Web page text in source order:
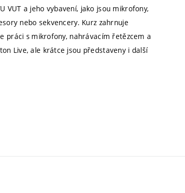
VUT a jeho vybavení, jako jsou mikrofony,
nebo sekvencery. Kurz zahrnuje
práci s mikrofony, nahrávacím řetězcem a
Live, ale krátce jsou představeny i další